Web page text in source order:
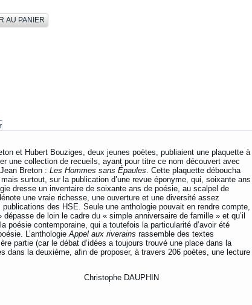
et Hubert Bouziges, deux jeunes poètes, publiaient une plaquette à
une collection de recueils, ayant pour titre ce nom découvert avec
Breton : Les Hommes sans Épaules. Cette plaquette déboucha
surtout, sur la publication d’une revue éponyme, qui, soixante ans
dresse un inventaire de soixante ans de poésie, au scalpel de
une vraie richesse, une ouverture et une diversité assez
des HSE. Seule une anthologie pouvait en rendre compte,
de loin le cadre du « simple anniversaire de famille » et qu’il
poésie contemporaine, qui a toutefois la particularité d’avoir été
L’anthologieAppel aux riverains rassemble des textes
partie (car le débat d’idées a toujours trouvé une place dans la
dans la deuxième, afin de proposer, à travers 206 poètes, une lecture
DAUPHIN